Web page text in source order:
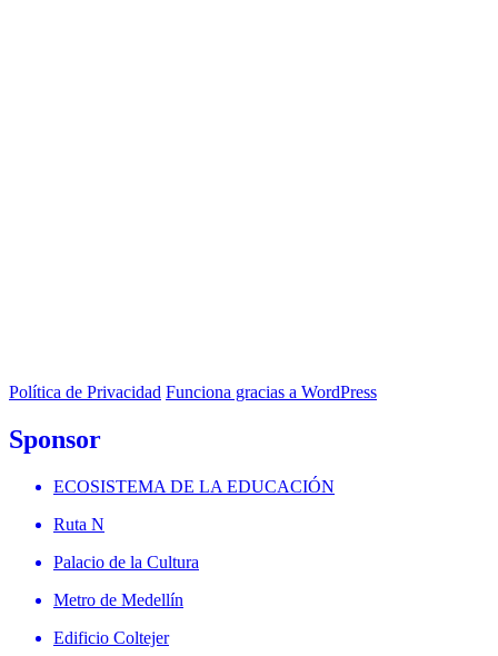
Política de Privacidad Funciona gracias a WordPress
Sponsor
ECOSISTEMA DE LA EDUCACIÓN
Ruta N
Palacio de la Cultura
Metro de Medellín
Edificio Coltejer